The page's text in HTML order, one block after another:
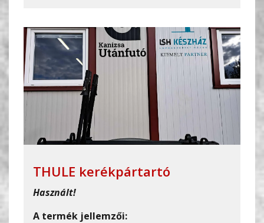
THULE kerékpártartó
Használt!
A termék jellemzői: